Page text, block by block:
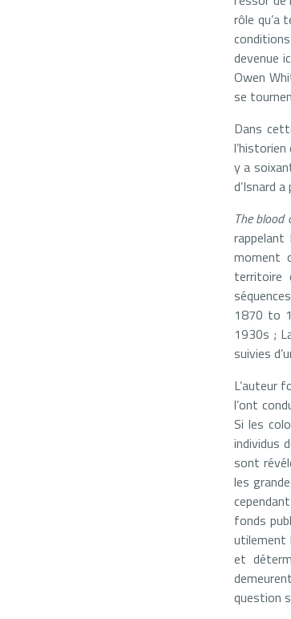
rôle qu’a
devenue
Owen
se
Dans
y a
d’Isnard
The blood
rappelant
moment
territoire
1870 to
1930s ;
suivies
L’auteur
l’ont
Si les
individus
sont
les
fonds
utilement
et
question